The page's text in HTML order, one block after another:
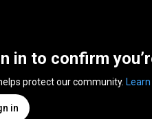
in to confirm
protect our community.
in